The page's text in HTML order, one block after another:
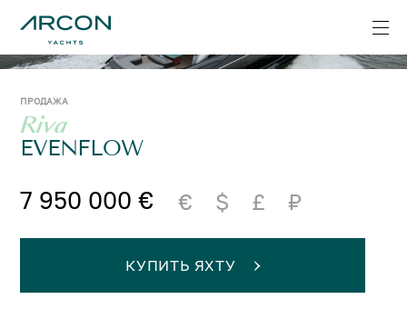
ПРОДАЖА
Riva
EVENFLOW
7 950 000 € € $ £ ₽
КУПИТЬ ЯХТУ